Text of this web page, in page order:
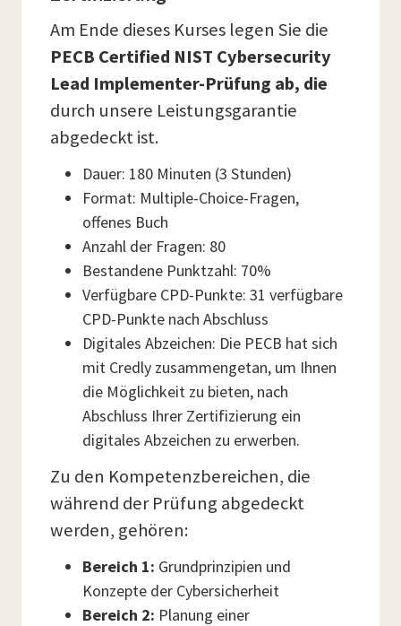
Am Ende dieses Kurses legen Sie die
PECB Certified NIST Cybersecurity
Lead Implementer-Prüfung ab, die
durch unsere Leistungsgarantie
abgedeckt ist.
Dauer: 180 Minuten (3 Stunden)
Format: Multiple-Choice-Fragen,
offenes Buch
Anzahl der Fragen: 80
Bestandene Punktzahl: 70%
Verfügbare CPD-Punkte: 31 verfügbare
CPD-Punkte nach Abschluss
Digitales Abzeichen: Die PECB hat sich
mit Credly zusammengetan, um Ihnen
die Möglichkeit zu bieten, nach
Abschluss Ihrer Zertifizierung ein
digitales Abzeichen zu erwerben.
Zu den Kompetenzbereichen, die
während der Prüfung abgedeckt
werden, gehören:
Bereich 1: Grundprinzipien und
Konzepte der Cybersicherheit
Bereich 2: Planung einer